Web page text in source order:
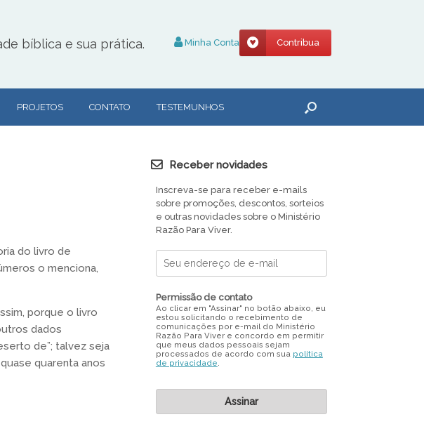
bíblica e sua prática. Minha Conta Contribua
PROJETOS CONTATO TESTEMUNHOS
do livro de
o menciona,
porque o livro
dados
de”; talvez seja
quarenta anos
Receber novidades
Inscreva-se para receber e-mails
sobre promoções, descontos, sorteios
e outras novidades sobre o Ministério
Razão Para Viver.
Permissão de contato
Ao clicar em "Assinar" no botão abaixo, eu
estou solicitando o recebimento de
comunicações por e-mail do Ministério
Razão Para Viver e concordo em permitir
que meus dados pessoais sejam
processados de acordo com sua política
de privacidade